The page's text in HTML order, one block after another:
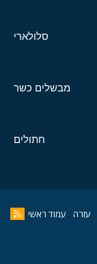
סלולארי
מבשלים כשר
חתולים
עזרה עמוד ראשי